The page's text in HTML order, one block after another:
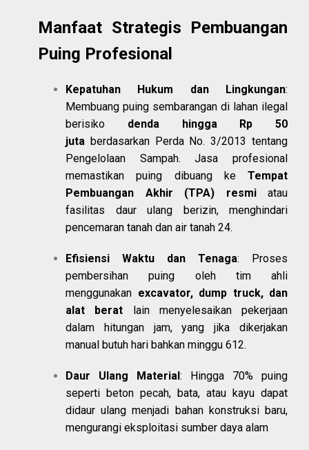
Manfaat Strategis Pembuangan
Puing Profesional
Kepatuhan Hukum dan Lingkungan:
Membuang puing sembarangan di lahan ilegal
berisiko denda hingga Rp 50
juta berdasarkan Perda No. 3/2013 tentang
Pengelolaan Sampah. Jasa profesional
memastikan puing dibuang ke Tempat
Pembuangan Akhir (TPA) resmiatau
fasilitas daur ulang berizin, menghindari
pencemaran tanah dan air tanah 24.
Efisiensi Waktu dan Tenaga: Proses
pembersihan puing oleh tim ahli
menggunakan excavator, dump truck, dan
alat berat lain menyelesaikan pekerjaan
dalam hitungan jam, yang jika dikerjakan
manual butuh hari bahkan minggu 612.
Daur Ulang Material : Hingga 70% puing
seperti beton pecah, bata, atau kayu dapat
didaur ulang menjadi bahan konstruksi baru,
mengurangi eksploitasi sumber daya alam